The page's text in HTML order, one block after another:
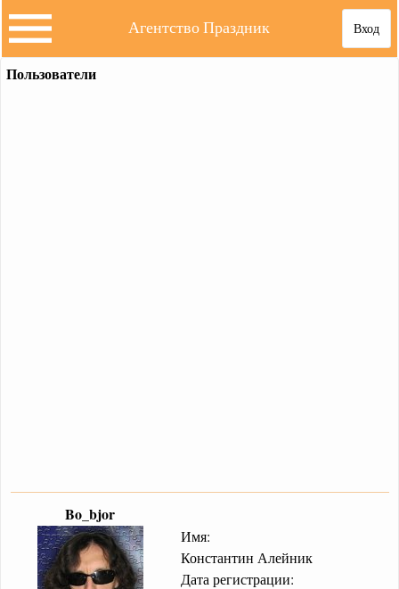
Вход
Агентство Праздник
Пользователи
Bo_bjor
Имя:
Константин Алейник
Дата регистрации: